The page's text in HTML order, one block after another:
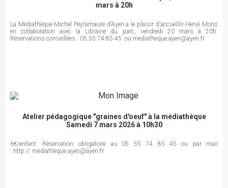
mars à 20h
La Médiathèque Michel Peyramaure d’Ayen a le plaisir d’accueillir Hervé Mons
en collaboration avec la Librairie du parc, vendredi 20 mars à 20h.
Réservations conseillées : 05.55.74.85.45 ou mediatheque.ayen@ayen.fr
Atelier pédagogique "graines d'oeuf" à la médiathèque
Samedi 7 mars 2026 à 10h30
6€/enfant. Réservation obligatoire au 05 55 74 85 45 ou par mail
: http:// mediatheque.ayen@ayen.fr